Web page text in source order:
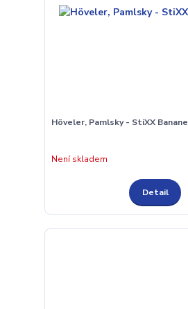
Höveler, Pamlsky - StiXX
Není skladem
Detail